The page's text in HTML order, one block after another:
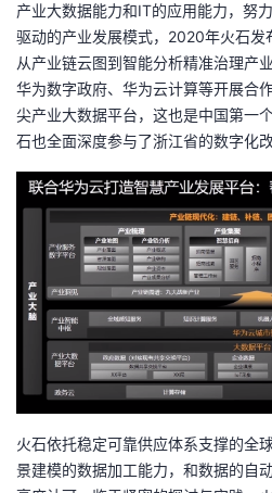
产业大数据能力和IT的应用能力，努
驱动的产业发展模式，2020年火石发
从产业链云图到智能分析精准治理产
华为数字政府、华为云计算等开展合
尖产业大数据平台，这也是中国第一
石也全面深度参与了浙江省的数字化改
火石依托稳定可靠供应体系支撑的全
景建模的数据加工能力，和数据的自